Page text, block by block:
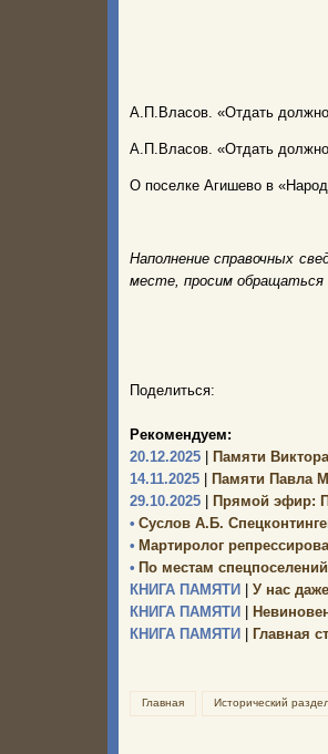
А.П.Власов. «Отдать
А.П.Власов. «Отдать
О поселке Агишево в
Наполнение справочных
месте, просим обращаться
Поделиться:
Рекомендуем:
20.12.2025
Памяти
14.11.2025
Памяти Павла
29.10.2025
Прямой эфир:
• Суслов А.Б.
• Мартиролог
• По местам
КНИГА ПАМЯТИ
У нас
КНИГА ПАМЯТИ
КНИГА ПАМЯТИ
Главная
Главная Исторический